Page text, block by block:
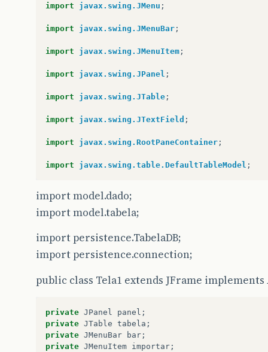
import javax.swing.JMenu ;
import javax.swing.JMenuBar ;
import javax.swing.JMenuItem ;
import javax.swing.JPanel ;
import javax.swing.JTable ;
import javax.swing.JTextField ;
import javax.swing.RootPaneContainer ;
import javax.swing.table.DefaultTableModel ;
import model.dado;
import model.tabela;
import persistence.TabelaDB;
import persistence.connection;
public class Tela1 extends JFrame
private JPanel panel ;
private JTable tabela ;
private JMenuBar bar ;
private JMenuItem importar ;